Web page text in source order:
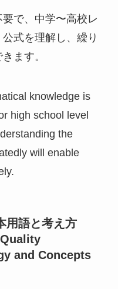
で、中学〜高校レ
式を理解し、繰り
ます。
knowledge is
high school level
the
will enable
用語と考え方
and Concepts